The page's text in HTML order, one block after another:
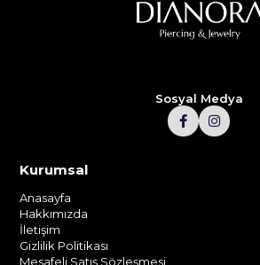
Sosyal Medya
Kurumsal
Anasayfa
Hakkımızda
İletişim
Gizlilik Politikası
Mesafeli Satış Sözleşmesi